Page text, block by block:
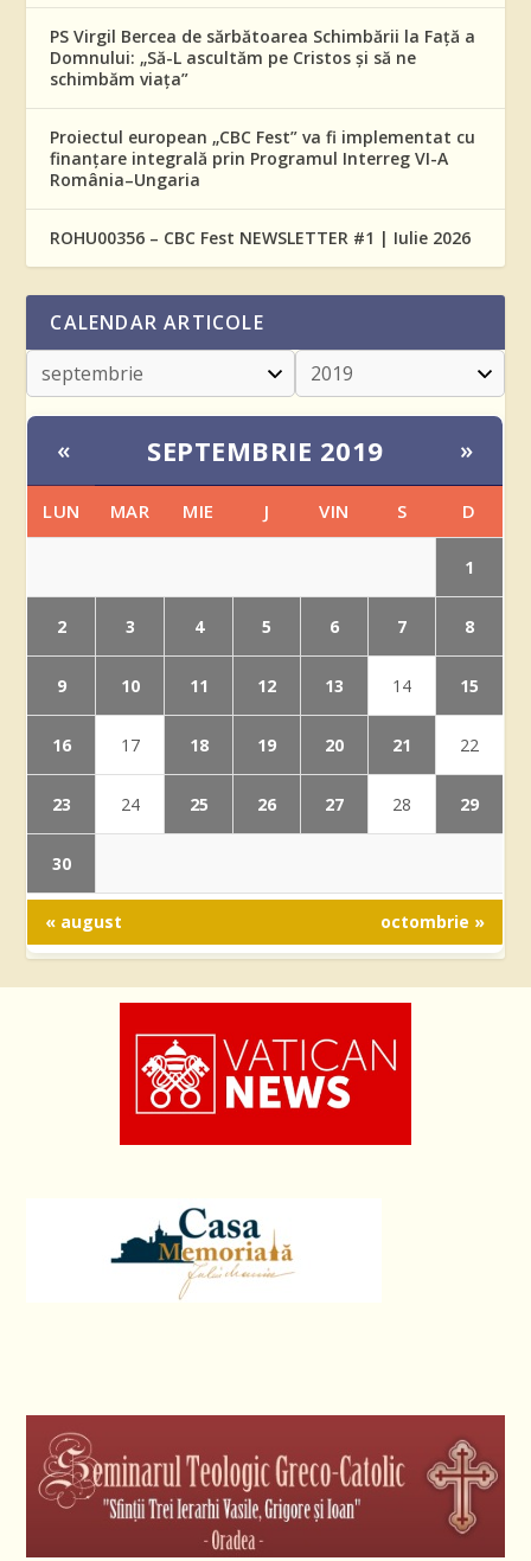
PS Virgil Bercea de sărbătoarea Schimbării la Față a
Domnului: „Să-L ascultăm pe Cristos și să ne
schimbăm viața”
Proiectul european „CBC Fest” va fi implementat cu
finanțare integrală prin Programul Interreg VI-A
România–Ungaria
ROHU00356 – CBC Fest NEWSLETTER #1 | Iulie 2026
CALENDAR ARTICOLE
« SEPTEMBRIE 2019 »
LUN MAR MIE J VIN S D
1
2 3 4 5 6 7 8
9 10 11 12 13 14 15
16 17 18 19 20 21 22
23 24 25 26 27 28 29
30
« august octombrie »